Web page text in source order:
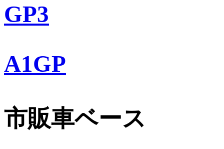
GP3
A1GP
市販車ベース